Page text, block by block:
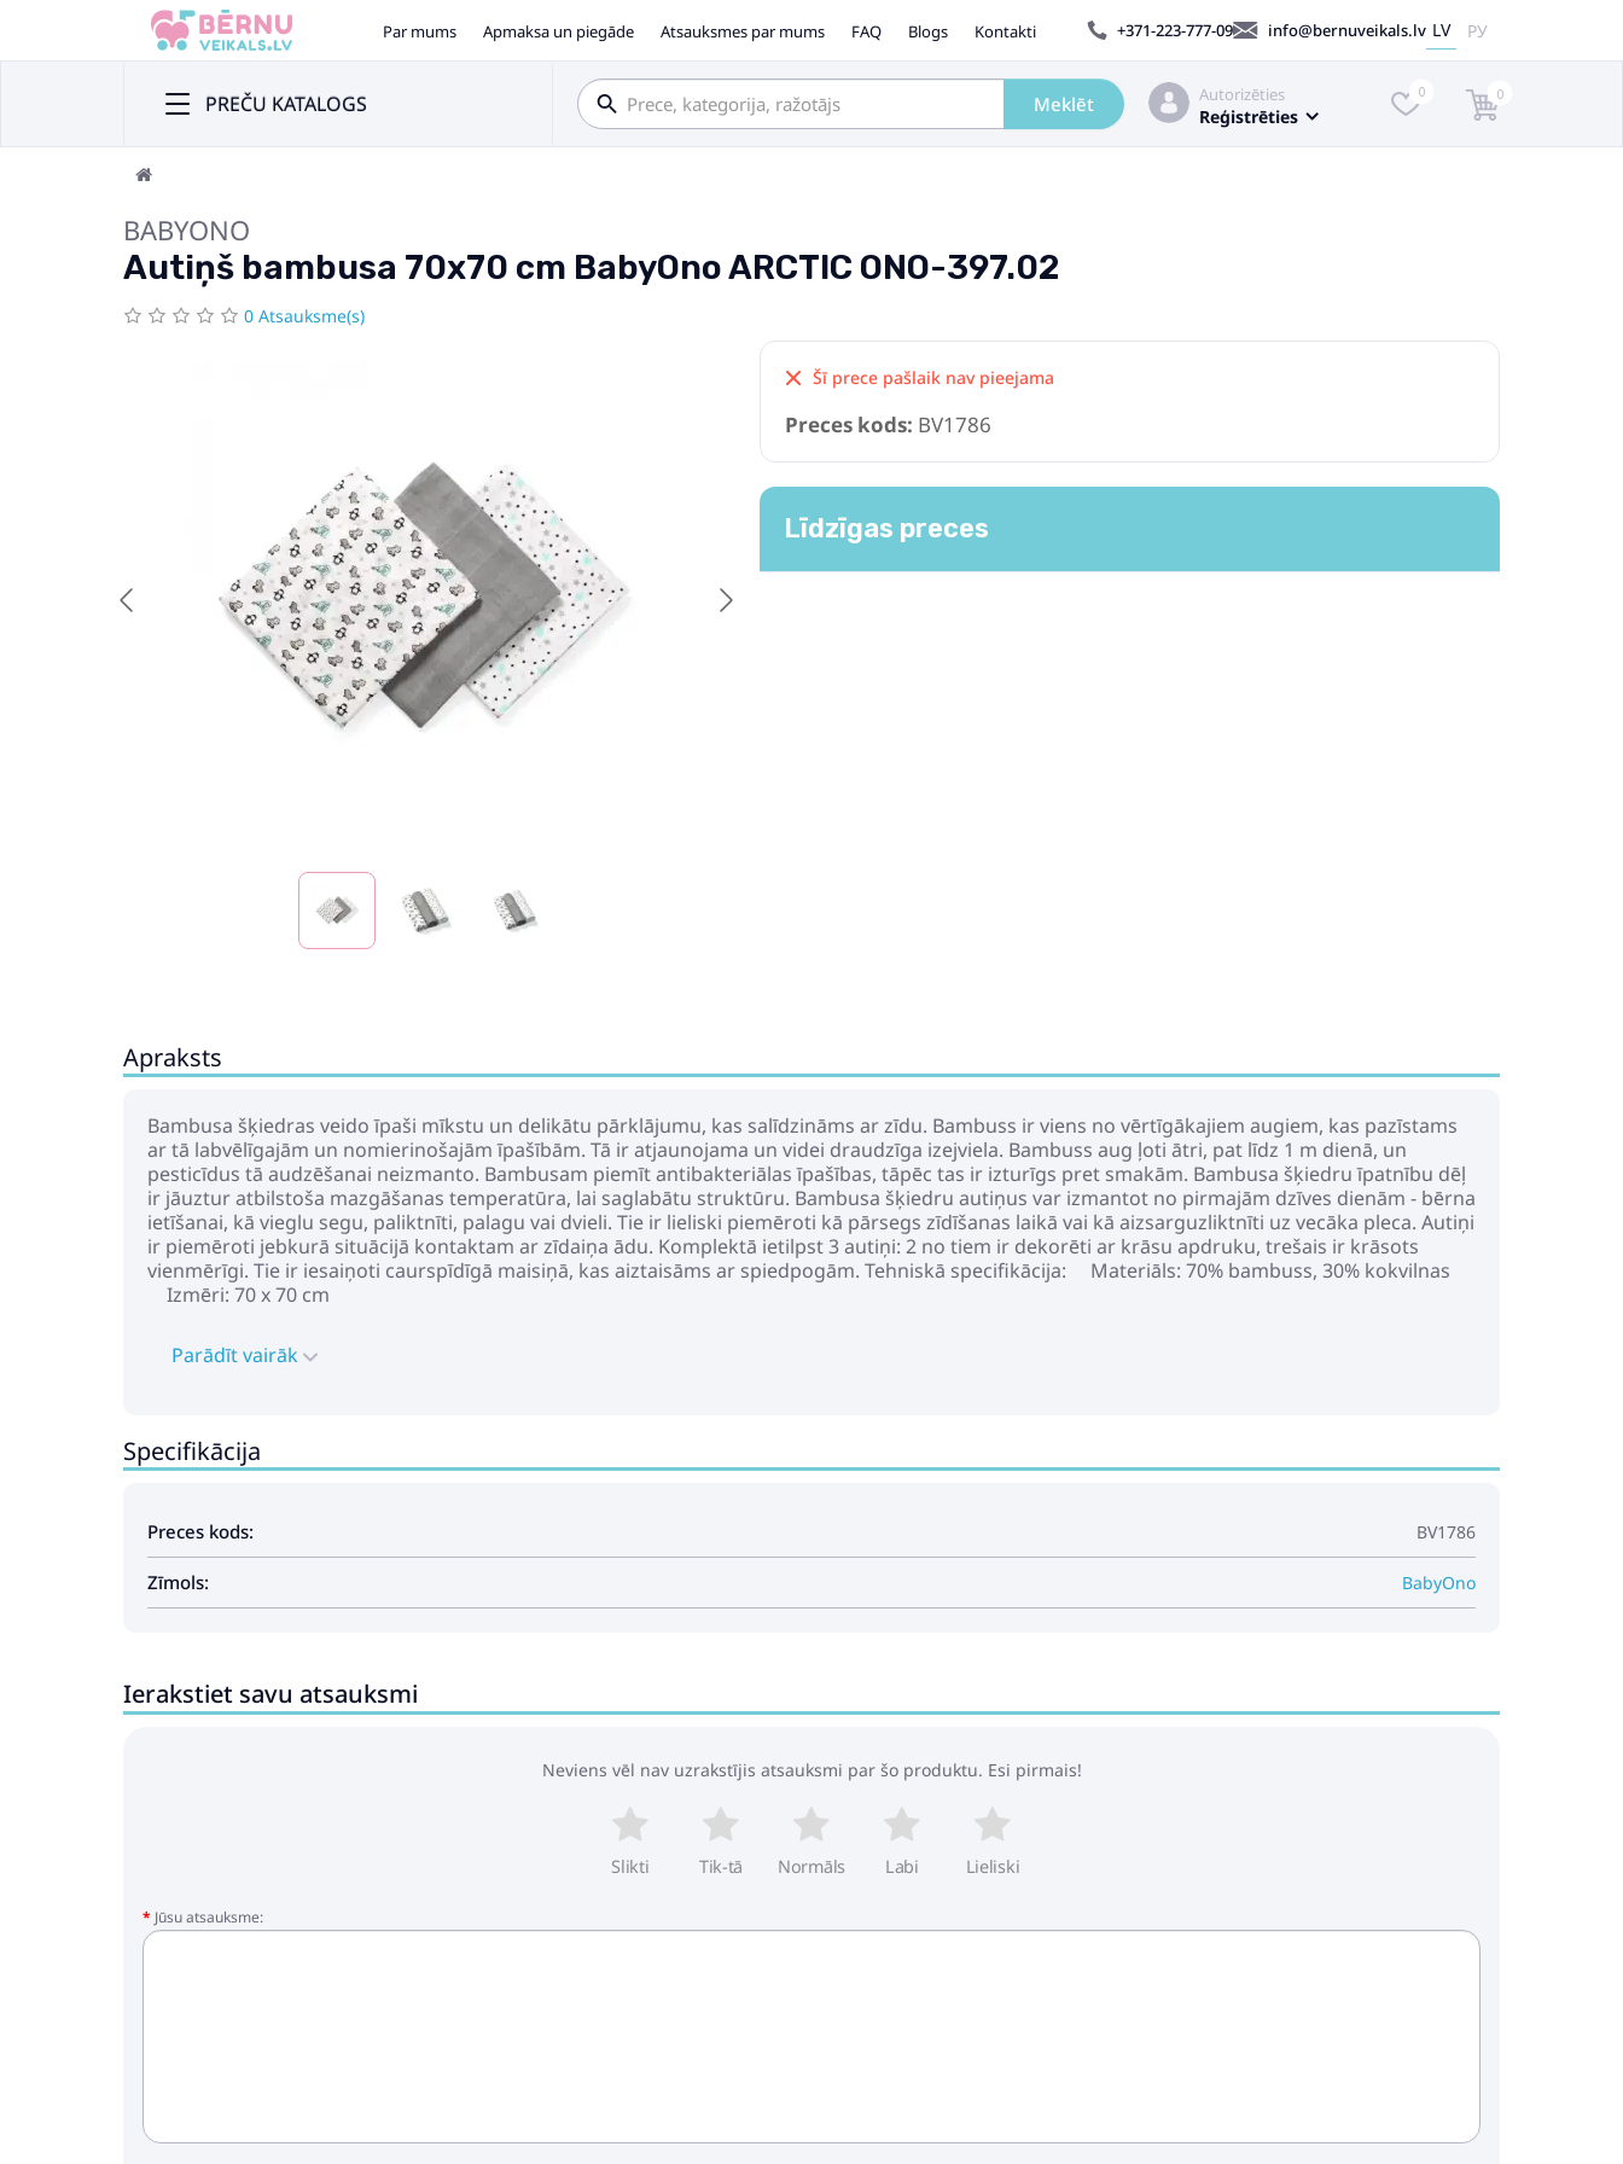
Par mums Apmaksa un piegāde Atsauksmes par mums FAQ Blogs Kontakti +371-223-777-09 info@bernuveikals.lv LV РУ
PREČU KATALOGS Meklēt Autorizēties
Reģistrēties
0 0
BABYONO
Autiņš bambusa 70x70 сm BabyOno ARCTIC ONO-397.02
0 Atsauksme(s)
Šī prece pašlaik nav pieejama
Preces kods: BV1786
Līdzīgas preces
Apraksts
Bambusa šķiedras veido īpaši mīkstu un delikātu pārklājumu, kas salīdzināms ar zīdu. Bambuss ir viens no vērtīgākajiem augiem, kas pazīstams
ar tā labvēlīgajām un nomierinošajām īpašībām. Tā ir atjaunojama un videi draudzīga izejviela. Bambuss aug ļoti ātri, pat līdz 1 m dienā, un
pesticīdus tā audzēšanai neizmanto. Bambusam piemīt antibakteriālas īpašības, tāpēc tas ir izturīgs pret smakām. Bambusa šķiedru īpatnību dēļ
ir jāuztur atbilstoša mazgāšanas temperatūra, lai saglabātu struktūru. Bambusa šķiedru autiņus var izmantot no pirmajām dzīves dienām - bērna
ietīšanai, kā vieglu segu, paliktnīti, palagu vai dvieli. Tie ir lieliski piemēroti kā pārsegs zīdīšanas laikā vai kā aizsarguzliktnīti uz vecāka pleca. Autiņi
ir piemēroti jebkurā situācijā kontaktam ar zīdaiņa ādu. Komplektā ietilpst 3 autiņi: 2 no tiem ir dekorēti ar krāsu apdruku, trešais ir krāsots
vienmērīgi. Tie ir iesaiņoti caurspīdīgā maisiņā, kas aiztaisāms ar spiedpogām. Tehniskā specifikācija: Materiāls: 70% bambuss, 30% kokvilnas
Izmēri: 70 x 70 cm
Parādīt vairāk
Specifikācija
Preces kods: BV1786
Zīmols: BabyOno
Ierakstiet savu atsauksmi
Neviens vēl nav uzrakstījis atsauksmi par šo produktu. Esi pirmais!
Slikti Tik-tā Normāls Labi Lieliski
Jūsu atsauksme: